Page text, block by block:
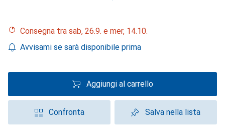
Consegna tra sab, 26.9. e mer, 14.10.
Avvisami se sarà disponibile prima
Aggiungi al carrello
Confronta Salva nella lista